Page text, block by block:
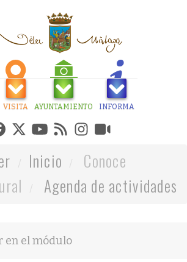
VISITA AYUNTAMIENTO INFORMA
Inicio
Conoce
Agenda de actividades